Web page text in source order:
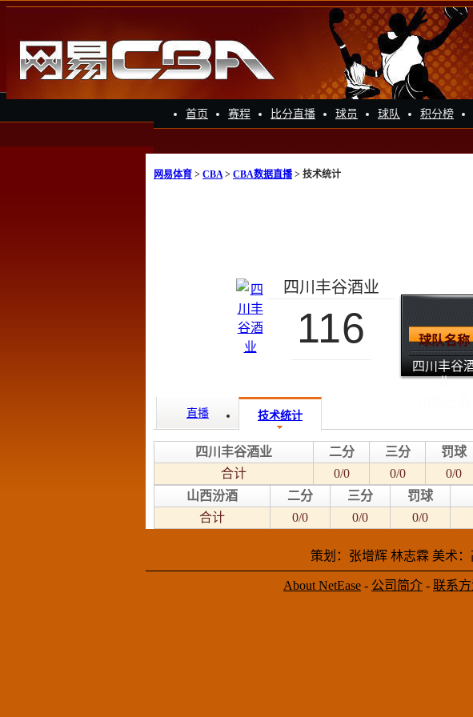
首页 赛程 比分直播 球员 球队 积分榜
网易体育 > CBA> CBA数据直播> 技术统计
四川丰谷酒业
116 球队名称
四川丰谷
业
直播 技术统计
四川丰谷酒业 二分 三分 罚球
合计
0/0 0/0 0/0
山西汾酒
二分 三分 罚球
合计
0/0 0/0 0/0
策划：张增辉 林志霖 美术
About NetEase - 公司简介 - 联系